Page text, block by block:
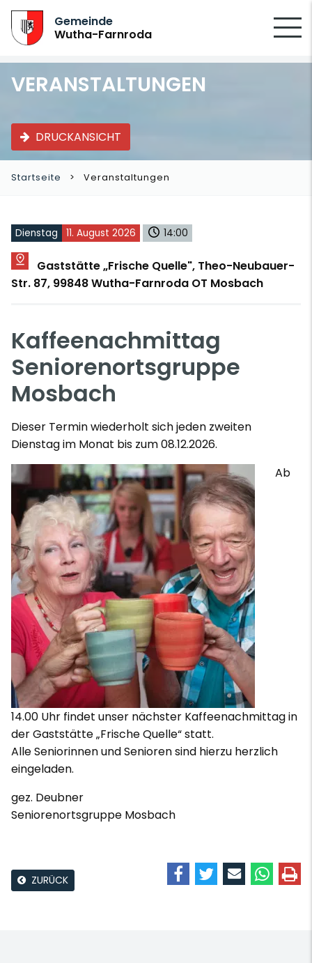
Gemeinde
Wutha-Farnroda
VERANSTALTUNGEN
DRUCKANSICHT
Startseite Veranstaltungen
Dienstag 11. August 2026 14:00
Gaststätte „Frische Quelle", Theo-Neubauer-
Str. 87, 99848 Wutha-Farnroda OT Mosbach
Kaffeenachmittag
Seniorenortsgruppe
Mosbach
Dieser Termin wiederholt sich jeden zweiten
Dienstag im Monat bis zum 08.12.2026.
Ab
14.00 Uhr findet unser nächster Kaffeenachmittag in
der Gaststätte „Frische Quelle“ statt.
Alle Seniorinnen und Senioren sind hierzu herzlich
eingeladen.
gez. Deubner
Seniorenortsgruppe Mosbach
ZURÜCK